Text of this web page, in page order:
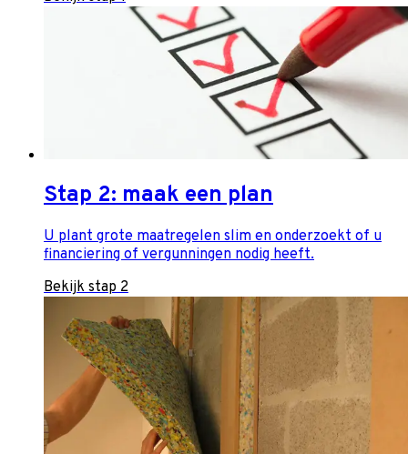
Stap 2: maak een plan
U plant grote maatregelen slim en onderzoekt of u
financiering of vergunningen nodig heeft.
Bekijk stap 2